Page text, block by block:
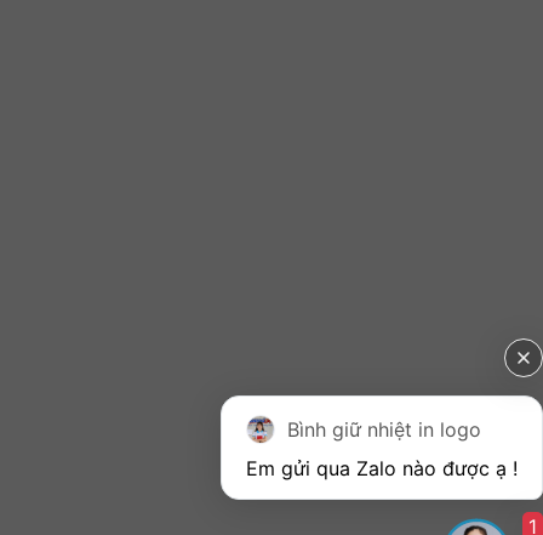
Bình giữ nhiệt in logo
1